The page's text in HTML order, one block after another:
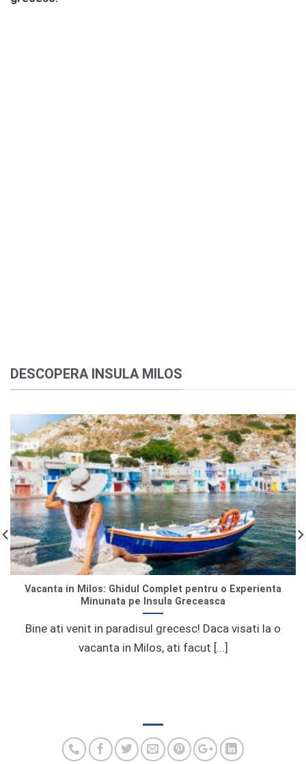
DESCOPERA INSULA MILOS
Vacanta in Milos: Ghidul Complet pentru o Experienta
Minunata pe Insula Greceasca
Bine ati venit in paradisul grecesc! Daca visati la o
vacanta in Milos, ati facut [...]